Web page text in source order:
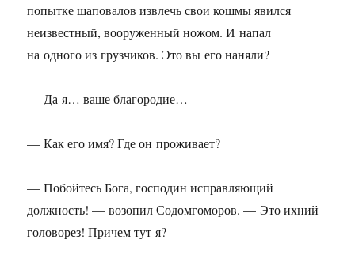
попытке шаповалов извлечь свои кошмы явился
неизвестный, вооруженный ножом. И напал
на одного из грузчиков. Это вы его наняли?
— Да я… ваше благородие…
— Как его имя? Где он проживает?
— Побойтесь Бога, господин исправляющий
должность! — возопил Содомгоморов. — Это ихний
головорез! Причем тут я?